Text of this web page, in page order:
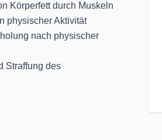
Körperfett durch Muskeln
physischer Aktivität
nach physischer
Straffung des